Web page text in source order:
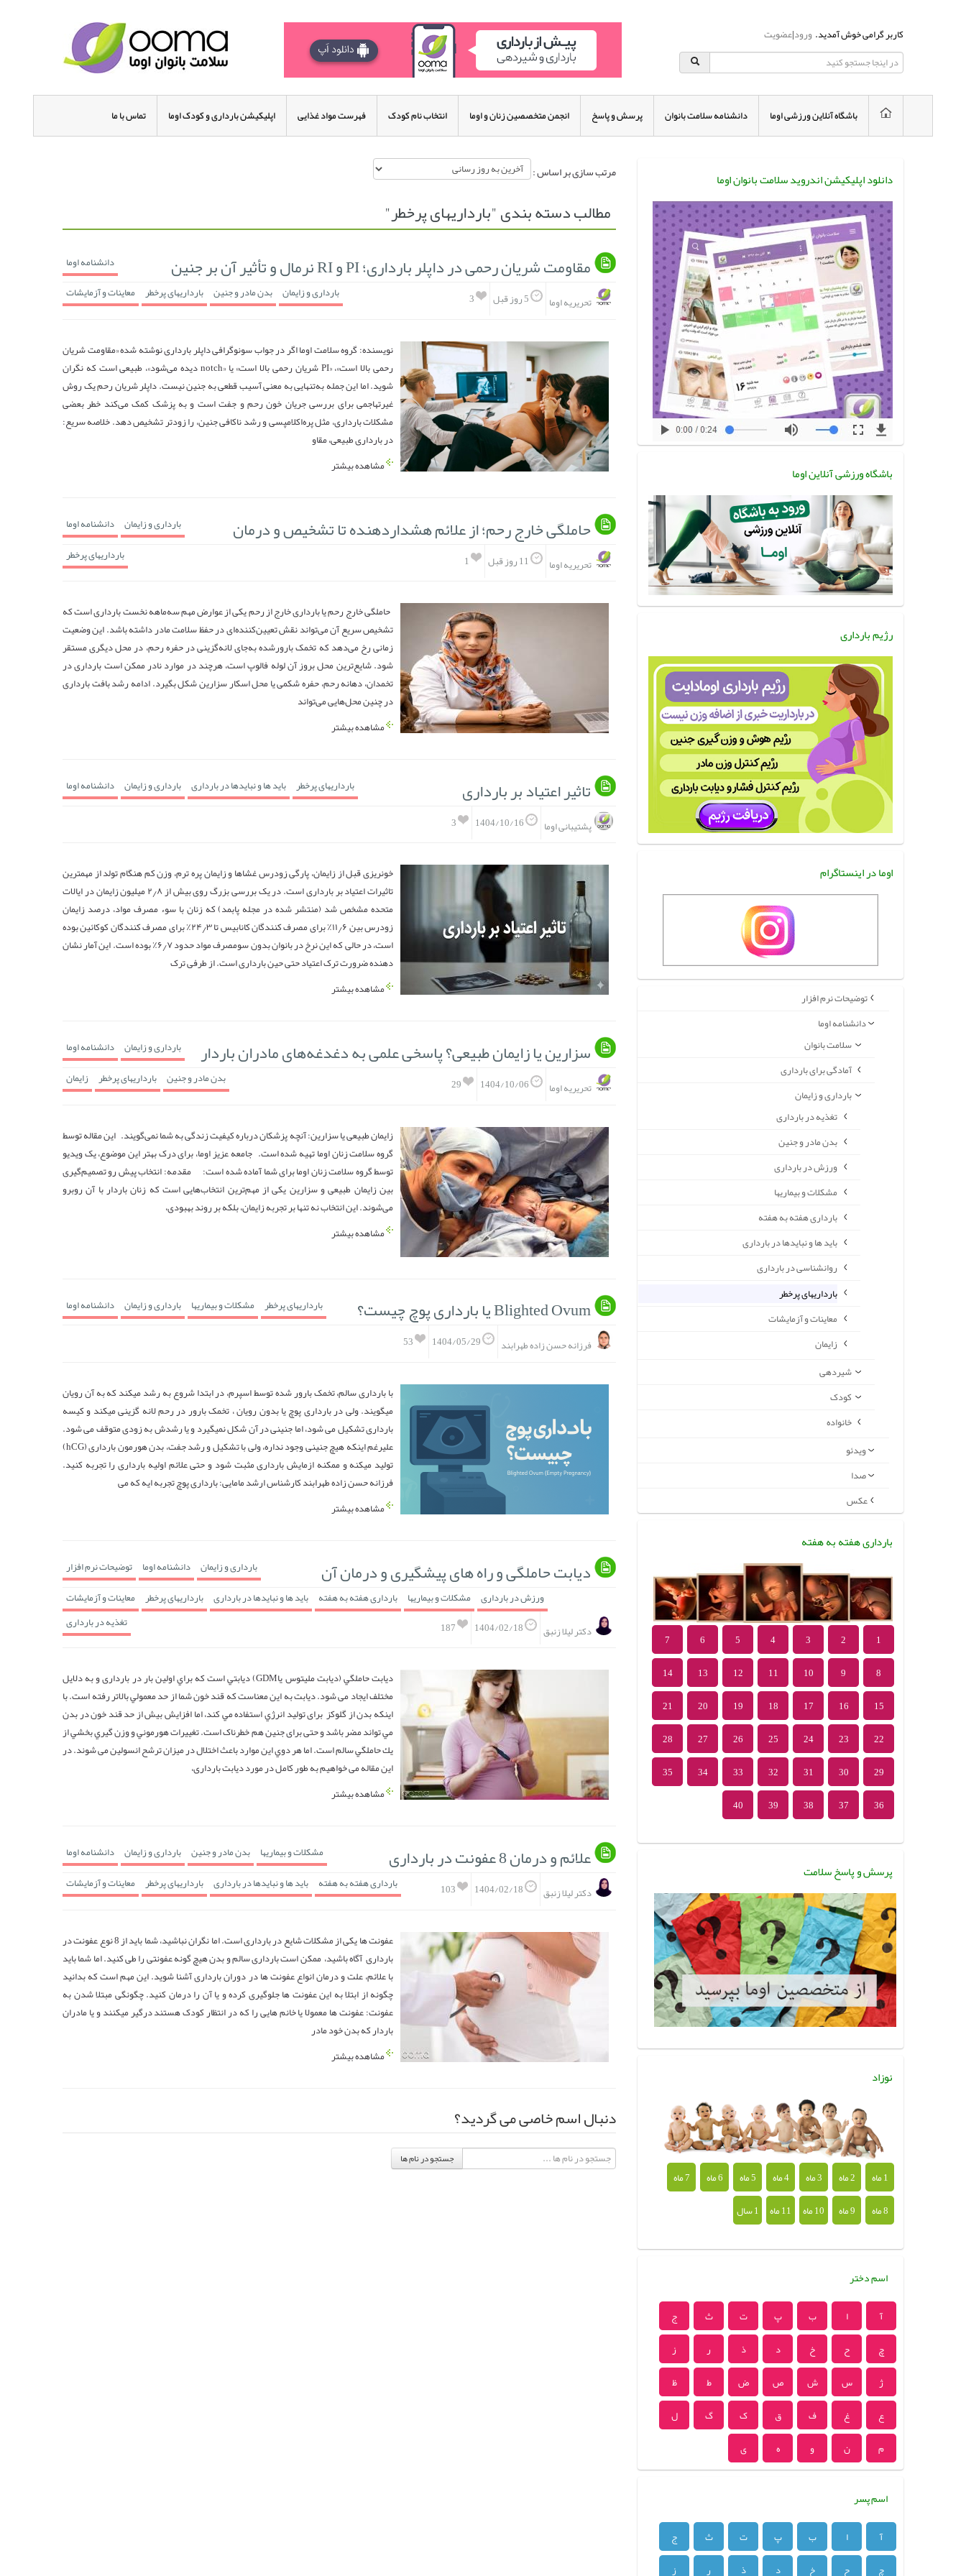
کاربر گرامی خوش آمدید.ورود|عضویت
باشگاه آنلاین ورزشی اوما دانشنامه سلامت بانوان پرسش و پاسخ انجمن متخصصین زنان و اوما انتخاب نام کودک فهرست مواد غذایی اپلیکیشن بارداری و کودک اوما تماس با ما
مرتب سازی بر اساس :
مطالب دسته بندی "بارداریهای پرخطر"
مقاومت شریان رحمی در داپلر بارداری؛ PI و RI نرمال و تأثیر آن بر جنین
دانشنامه اوما
بارداری و زایمان بدن مادر و جنین بارداریهای پرخطر معاینات و آزمایشات 3 تحریریه اوما
نویسنده: گروه سلامت اوما اگر در جواب سونوگرافی داپلر بارداری نوشته شده «مقاومت شریان
رحمی بالا است»، «PI شریان رحمی بالا است» یا «notch دیده می‌شود»، طبیعی است که نگران
شوید. اما این جمله به‌تنهایی به معنی آسیب قطعی به جنین نیست. داپلر شریان رحم یک روش
غیرتهاجمی برای بررسی جریان خون رحم و جفت است و به پزشک کمک می‌کند خطر بعضی
مشکلات بارداری، مثل پره‌اکلامپسی و رشد ناکافی جنین، را زودتر تشخیص دهد. خلاصه سریع:
در بارداری طبیعی، مقاو
مشاهده بیشتر
حاملگی خارج رحم؛ از علائم هشداردهنده تا تشخیص و درمان دانشنامه اوما بارداری و زایمان
بارداریهای پرخطر
1 تحریریه اوما
حاملگی خارج رحم یا بارداری خارج از رحم یکی از عوارض مهم سه‌ماهه نخست بارداری است که
تشخیص سریع آن می‌تواند نقش تعیین‌کننده‌ای در حفظ سلامت مادر داشته باشد. این وضعیت
زمانی رخ می‌دهد که تخمک بارورشده به‌جای لانه‌گزینی در حفره رحم، در محل دیگری مستقر
شود. شایع‌ترین محل بروز آن لوله فالوپ است، هرچند در موارد نادر ممکن است بارداری در
تخمدان، دهانه رحم، حفره شکمی یا محل اسکار سزارین شکل بگیرد. ادامه رشد بافت بارداری
در چنین محل‌هایی می‌تواند
مشاهده بیشتر
تاثیر اعتیاد بر بارداری دانشنامه اوما بارداری و زایمان باید ها و نبایدها در بارداری بارداریهای پرخطر
3
پشتیبانی اوما
خونریزی قبل از زایمان، پارگی زودرس غشاها و زایمان پره ‌ترم، وزن کم هنگام تولد از مهمترین
تاثیرات اعتیاد بر بارداری است. در یک بررسی بزرگ روی بیش از ۲٫۸ میلیون زایمان در ایالات
متحده مشخص شد (منتشر شده در مجله پابمد) که زنان با سوء مصرف مواد، درصد زایمان
زودرس بین ۱۱٫۶٪ برای مصرف ‌کنندگان کانابیس تا ۲۴٫۳٪ برای مصرف‌ کنندگان کوکائین بوده
است، در حالی که این نرخ در بانوان بدون سومصرف مواد حدود ۶٫۷٪ بوده است. این آمار نشان
دهنده ضرورت ترک اعتیاد حتی حین بارداری است. از طرفی ترک
مشاهده بیشتر
سزارین یا زایمان طبیعی؟ پاسخی علمی به دغدغه‌های مادران باردار دانشنامه اوما بارداری و زایمان
بدن مادر و جنین بارداریهای پرخطر زایمان 29 تحریریه اوما
زایمان طبیعی یا سزارین: آنچه پزشکان درباره کیفیت زندگی به شما نمی‌گویند. این مقاله توسط
گروه سلامت زنان اوما تهیه شده است. جامعه عزیز اوما، برای درک بهتر این موضوع، یک ویدیو
توسط گروه سلامت زنان اوما برای شما آماده شده است: مقدمه: انتخاب پیش رو تصمیم‌گیری
بین زایمان طبیعی و سزارین یکی از مهم‌ترین انتخاب‌هایی است که زنان باردار با آن روبرو
می‌شوند. این انتخاب نه تنها بر تجربه زایمان، بلکه بر روند بهبودی،
مشاهده بیشتر
Blighted Ovum یا بارداری پوچ چیست؟ دانشنامه اوما بارداری و زایمان مشکلات و بیماریها بارداریهای پرخطر
53
فرزانه حسن زاده طهرابند
با بارداری سالم، تخمک بارور شده توسط اسپرم، در ابتدا شروع به رشد میکند که به آن رویان
میگویند. ولی در بارداری پوچ یا بدون رویان ، تخمک بارور در رحم لانه گزینی میکند و کیسه
بارداری تشکیل می شود، اما جنینی در آن شکل نمیگیرد و یا رشدش به زودی متوقف می شود.
علیرغم اینکه هیچ جنینی وجود نداره، ولی با تشکیل و رشد جفت، بدن هورمون بارداری (hCG)
تولید میکنه و ممکنه ازمایش بارداری مثبت شود و حتی علائم اولیه بارداری را تجربه کنید.
فرزانه حسن زاده طهرابند کارشناس ارشد مامایی: بارداری پوچ تجربه ایه که می
مشاهده بیشتر
دیابت حاملگی و راه های پیشگیری و درمان آن توضیحات نرم افزار دانشنامه اوما بارداری و زایمان
تغذیه در بارداری
ورزش در بارداری مشکلات و بیماریها بارداری هفته به هفته باید ها و نبایدها در بارداری بارداریهای پرخطر معاینات و آزمایشات
187
دکتر لیلا زنبق
ديابت حاملگي (دیابت ملیتوس یاGDM) ديابتي است كه براي اولين بار در بارداری و به دلایل
مختلف ایجاد می شود. ديابت به اين معناست كه قند خون شما از حد معمولي بالاتر رفته است. با
اینکه بدن از گلوکز برای تولید انرژي استفاده مي كند، اما افزایش بیش از حد قند خون در بدن
مي تواند مضر باشد و حتی برای جنین هم خطرناک است. تغييرات هورموني و وزن گيري بخشي از
يك حاملگي سالم است. اما هر دوي اين موارد باعث اختلال در میزان ترشح انسولین می شوند. در
این مقاله می خواهیم به طور کامل در مورد دیابت بارداری،
مشاهده بیشتر
علائم و درمان 8 عفونت در بارداری دانشنامه اوما بارداری و زایمان بدن مادر و جنین مشکلات و بیماریها
بارداری هفته به هفته باید ها و نبایدها در بارداری بارداریهای پرخطر معاینات و آزمایشات 103 دکتر لیلا زنبق
عفونت ها یکی از مشکلات شایع در بارداری است. اما نگران نباشید، شما باید از 8 نوع عفونت در
بارداری آگاه باشید، ممکن است بارداری سالم و بدن هیچ گونه عفونتی را طی کنید. اما شما باید
با علائم، علت و درمان انواع عفونت ها در دوران بارداری آشنا شوید. این مهم است که بدانید
چگونه از ابتلا به این عفونت ها جلوگیری کرده و یا آن را درمان کنید. چگونگی مبتلا شدن به
عفونت: عفونت ها معمولا یا خانم هایی را که در انتظار کودک هستند درگیر میکنند و یا مادران
باردار که بدن خود مادر
مشاهده بیشتر
دنبال اسم خاصی می گردید؟
جستجو در نام ها
دانلود اپلیکیشن اندروید سلامت بانوان اوما
باشگاه ورزشی آنلاین اوما
رژیم بارداری
اوما در اینستاگرام
توضیحات نرم افزار
دانشنامه اوما
سلامت بانوان
آمادگی برای بارداری
بارداری و زایمان
تغذیه در بارداری
بدن مادر و جنین
ورزش در بارداری
مشکلات و بیماریها
بارداری هفته به هفته
باید ها و نبایدها در بارداری
روانشناسی در بارداری
بارداریهای پرخطر
معاینات و آزمایشات
زایمان
شیردهی
کودک
خانواده
ویدئو
صدا
عکس
بارداری هفته به هفته
1
2
3
4
5
6
7
8
9
10
11
12
13
14
15
16
17
18
19
20
21
22
23
24
25
26
27
28
29
30
31
32
33
34
35
36
37
38
39
40
پرسش و پاسخ سلامت
نوزاد
1 ماه 2 ماه 3 ماه 4 ماه 5 ماه 6 ماه
7 ماه
8 ماه
9 ماه 10 ماه 11 ماه 1 سال
اسم دختر
آ ا ب پ ت ث
ج
چ
ح خ د ذ ر
ز
ژ
س ش ص ض ط
ظ
ع
غ ف ق ک گ
ل
م
ن و ه ی
اسم پسر
آ ا ب پ ت ث
ج
چ
ح خ د ذ ر ز